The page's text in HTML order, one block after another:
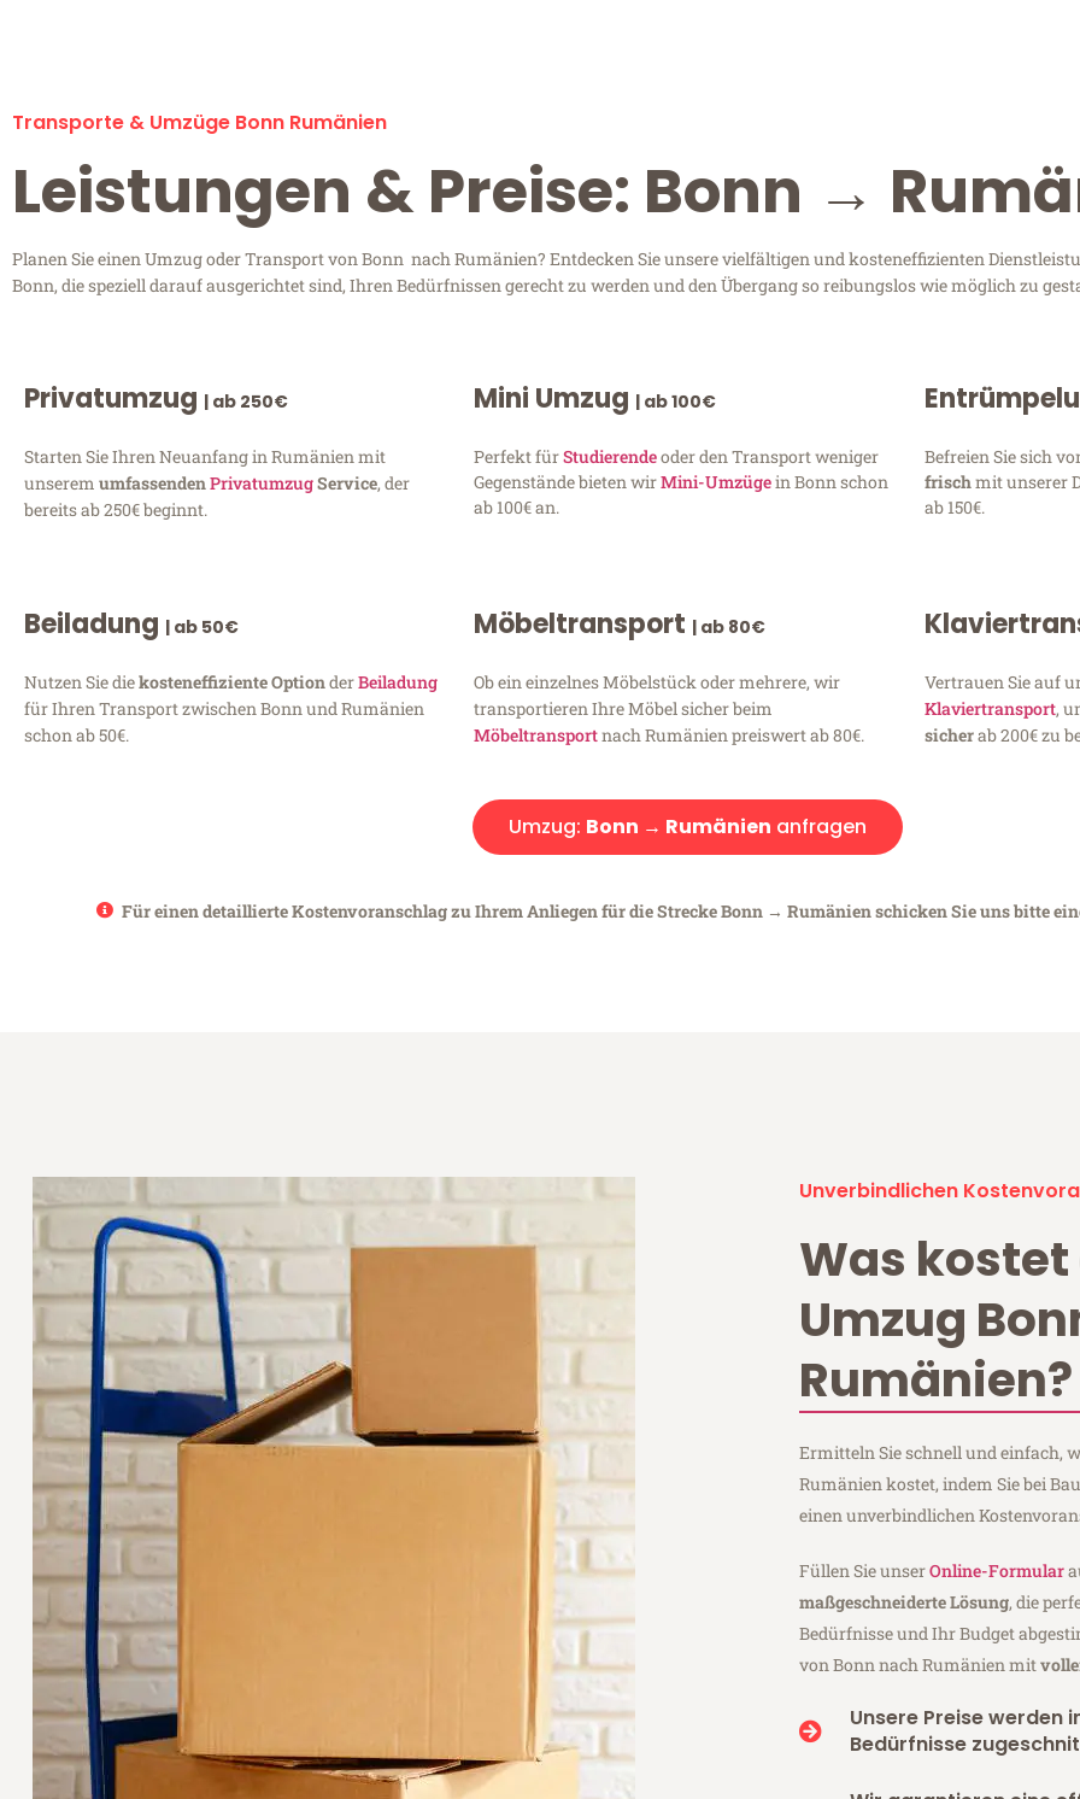
Transporte & Umzüge Bonn Rumänien
Leistungen & Preise: Bonn →
Planen Sie einen Umzug oder Transport von Bonn nach Rumänien? Entdecken Sie unsere vielfältigen und kosteneffizienten
Bonn, die speziell darauf ausgerichtet sind, Ihren Bedürfnissen gerecht zu werden und den Übergang so reibungslos wie möglich zu
Privatumzug | ab 250€
Starten Sie Ihren Neuanfang in Rumänien mit
unserem umfassendenPrivatumzugService, der
bereits ab 250€ beginnt.
Mini Umzug | ab 100€
Perfekt fürStudierendeoder den Transport weniger
Gegenstände bieten wirMini-Umzügein Bonn schon
ab 100€ an.
Befreien Sie sich
frischmit unserer
ab 150€.
Beiladung | ab 50€
Nutzen Sie diekosteneffiziente OptionderBeiladung
für Ihren Transport zwischen Bonn und Rumänien
schon ab 50€.
Möbeltransport | ab 80€
Ob ein einzelnes Möbelstück oder mehrere, wir
transportieren Ihre Möbel sicher beim
Möbeltransportnach Rumänien preiswert ab 80€.
Vertrauen Sie auf
Klaviertransport,
sicherab 200€ zu
Umzug: Bonn → Rumänien anfragen
Für einen detaillierte Kostenvoranschlag zu Ihrem Anliegen für die Strecke Bonn → Rumänien schicken Sie uns bitte
Unverbindlichen
Was kostet
Umzug
Rumänien?
Ermitteln Sie schnell und einfach,
Rumänien kostet, indem Sie bei
einen unverbindlichen
Füllen Sie unserOnline-Formular
maßgeschneiderte Lösung, die
Bedürfnisse und Ihr Budget
von Bonn nach Rumänien mit
Unsere Preise werden
Bedürfnisse